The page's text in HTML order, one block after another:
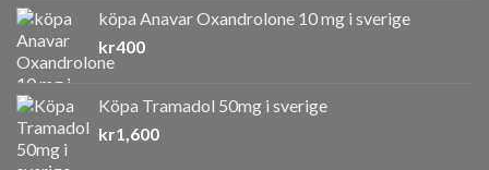
priset priset
köpa Anavar Oxandrolone 10 mg i sverige
kr400
Köpa Tramadol 50mg i sverige
kr1,600